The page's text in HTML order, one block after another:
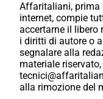
Affaritaliani, prima
internet, compie
accertarne il libero
i diritti di autore o
segnalare alla
materiale
alla rimozione del